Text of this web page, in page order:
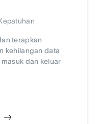
terapkan
kehilangan data
dan keluar